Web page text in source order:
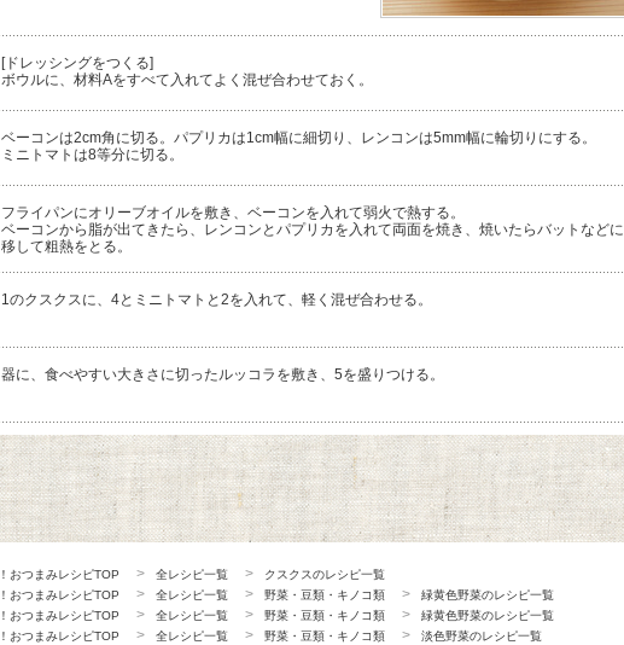
[ドレッシングをつくる]
ボウルに、材料Aをすべて入れてよく混ぜ合わせておく。
ベーコンは2cm角に切る。パプリカは1cm幅に細切り、レンコンは5mm幅に輪切りにする。
ミニトマトは8等分に切る。
フライパンにオリーブオイルを敷き、ベーコンを入れて弱火で熱する。
ベーコンから脂が出てきたら、レンコンとパプリカを入れて両面を焼き、焼いたらバットなどに
移して粗熱をとる。
1のクスクスに、4とミニトマトと2を入れて、軽く混ぜ合わせる。
器に、食べやすい大きさに切ったルッコラを敷き、5を盛りつける。
おつまみレシピTOP 全レシピ一覧
クスクスのレシピ一覧
おつまみレシピTOP
全レシピ一覧 野菜・豆類・キノコ類
緑黄色野菜のレシピ一覧
おつまみレシピTOP
全レシピ一覧 野菜・豆類・キノコ類
緑黄色野菜のレシピ一覧
おつまみレシピTOP
全レシピ一覧 野菜・豆類・キノコ類 淡色野菜のレシピ一覧